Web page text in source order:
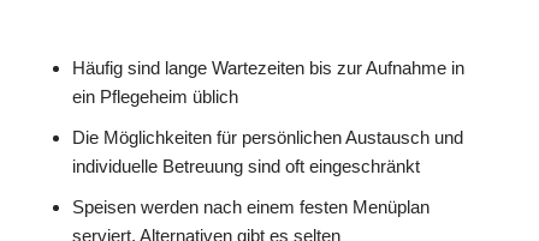
Häufig sind lange Wartezeiten bis zur Aufnahme in
ein Pflegeheim üblich
Die Möglichkeiten für persönlichen Austausch und
individuelle Betreuung sind oft eingeschränkt
Speisen werden nach einem festen Menüplan
serviert, Alternativen gibt es selten